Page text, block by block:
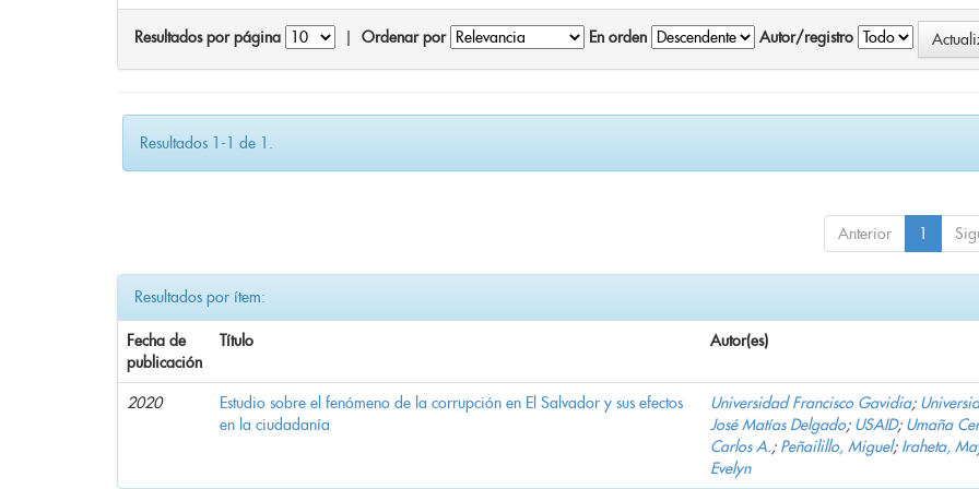
Resultados por página Ordenar por En orden Autor/registro
Resultados 1-1 de 1.
Anterior 1
Resultados por ítem:
Fecha de
publicación
Título Autor(es)
2020
Estudio sobre el fenómeno de la corrupción en El Salvador y sus efectos
en la ciudadanía
Universidad Francisco Gavidia;
José Matías Delgado; USAID; Umaña
Carlos A.; Peñailillo, Miguel; Iraheta,
Evelyn